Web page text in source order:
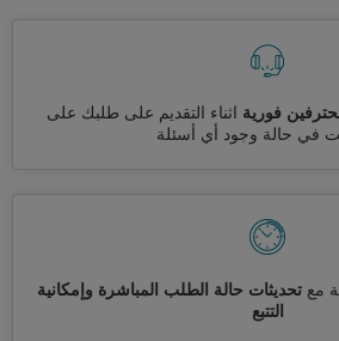
فورية اثناء التقديم على طلبك على
في حالة وجود أي أسئلة
مع تحديثات حالة الطلب المباشرة وإمكانية
التتبع